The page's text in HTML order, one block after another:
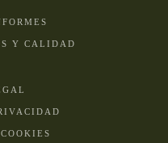
Y CALIDAD